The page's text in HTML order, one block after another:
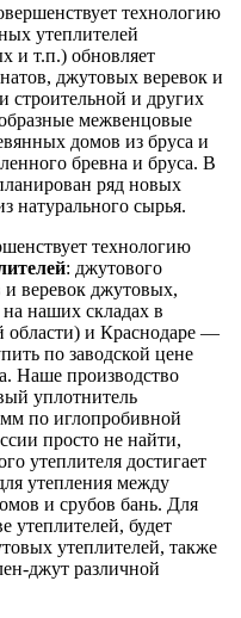
технологию
утеплителей
и т.п.) обновляет
джутовых веревок и
строительной и других
межвенцовые
домов из бруса и
бревна и бруса. В
ряд новых
натурального сырья.
технологию
: джутового
веревок джутовых,
наших складах в
области) и Краснодаре —
по заводской цене
Наше производство
уплотнитель
по иглопробивной
просто не найти,
утеплителя достигает
утепления между
и срубов бань. Для
утеплителей, будет
утеплителей, также
джут различной